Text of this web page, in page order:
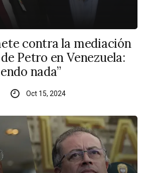
contra la mediación
Petro en Venezuela:
nada”
Oct 15, 2024